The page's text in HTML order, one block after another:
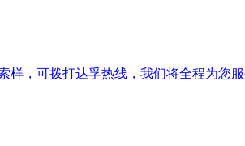
，可拨打达孚热线，我们将全程为您